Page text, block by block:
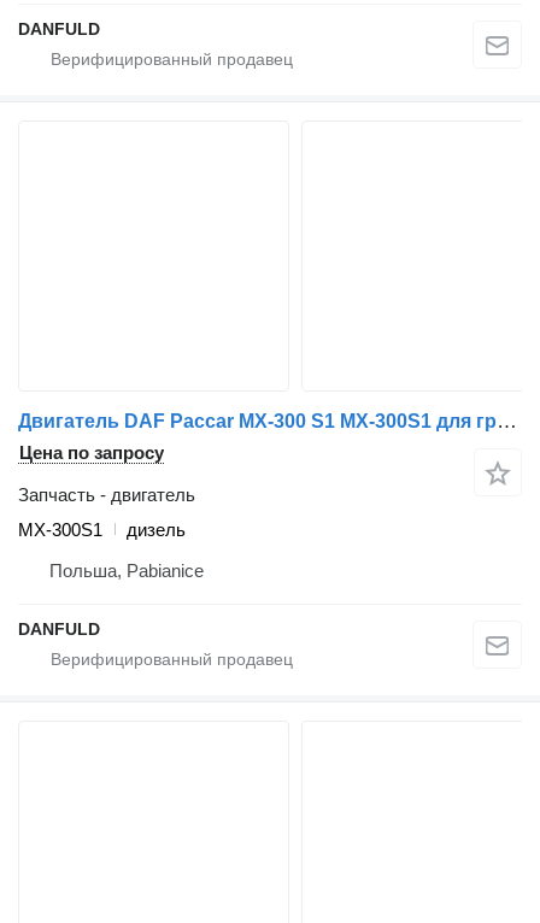
DANFULD
Двигатель DAF Paccar MX-300 S1 MX-300S1 для грузовика DAF XF 105, CF 85
Цена по запросу
Запчасть - двигатель
MX-300S1
дизель
Польша, Pabianice
DANFULD